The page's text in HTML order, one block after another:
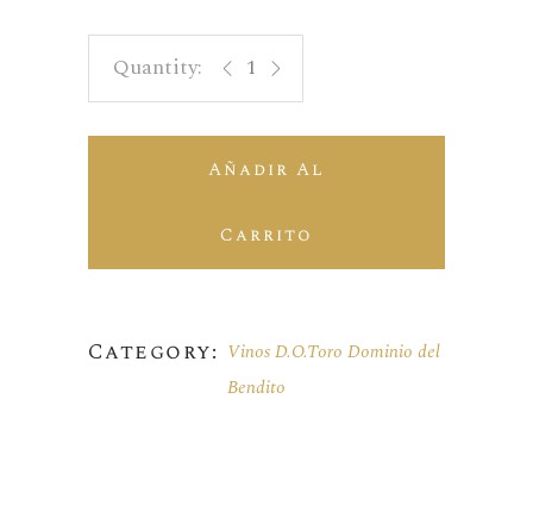
Titan del Bendito 2023 quantity
Añadir Al
Carrito
Category: Vinos D.O.Toro Dominio del
Bendito